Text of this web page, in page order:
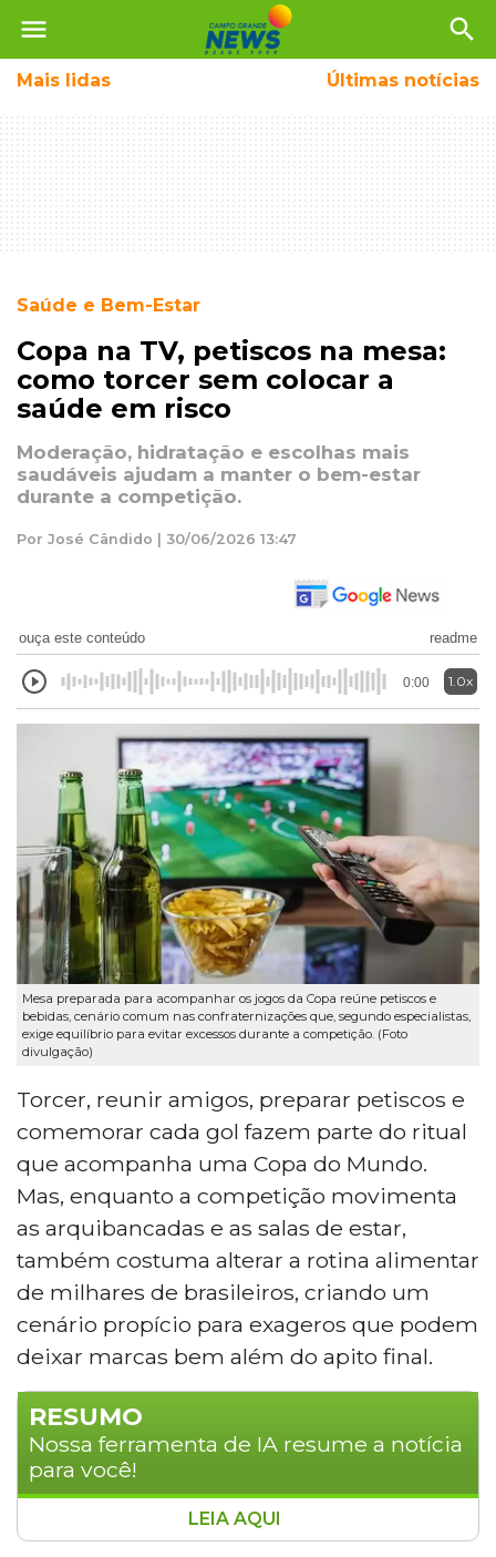
menu search
Mais lidas Últimas notícias
Saúde e Bem-Estar
Copa na TV, petiscos na mesa:
como torcer sem colocar a
saúde em risco
Moderação, hidratação e escolhas mais
saudáveis ajudam a manter o bem-estar
durante a competição.
Por José Cândido | 30/06/2026 13:47
ouça este conteúdo readme
0:00 1.0x
Mesa preparada para acompanhar os jogos da Copa reúne petiscos e
bebidas, cenário comum nas confraternizações que, segundo especialistas,
exige equilíbrio para evitar excessos durante a competição. (Foto
divulgação)
Torcer, reunir amigos, preparar petiscos e
comemorar cada gol fazem parte do ritual
que acompanha uma Copa do Mundo.
Mas, enquanto a competição movimenta
as arquibancadas e as salas de estar,
também costuma alterar a rotina alimentar
de milhares de brasileiros, criando um
cenário propício para exageros que podem
deixar marcas bem além do apito final.
RESUMO
Nossa ferramenta de IA resume a notícia
para você!
Especialistas alertam que a Copa do
LEIA AQUI